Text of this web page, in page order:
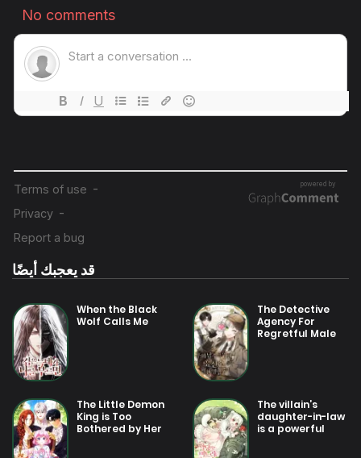
فصل 17
31 يوليو 2025
31 يوليو 2025
31 يوليو 2025
31 يوليو 2025
31 يوليو 2025
فصل 10 31 يوليو 2025
قد يعجبك أيضًا
The Detective
Agency For
Regretful Male
When the Black
Wolf Calls Me
The villain’s
daughter-in-law
is a powerful
The Little Demon
King is Too
Bothered by Her